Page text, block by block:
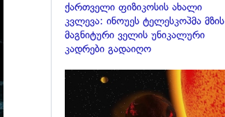
ქართველი ფიზიკოსის ახალი
კვლევა: ინოუეს ტელესკოპმა მზის
მაგნიტური ველის უნიკალური
კადრები გადაიღო